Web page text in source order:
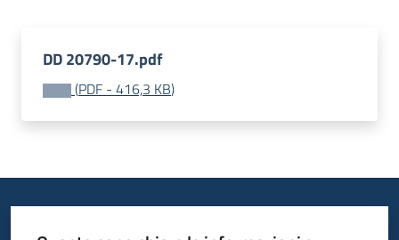
Fondo
sociale
su
DD 20790-17.pdf
(PDF - 416,3 KB)